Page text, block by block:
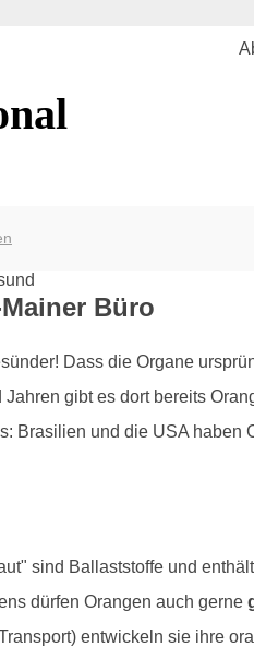
Büro
Dass die Organe
gibt es dort bereits
Brasilien und die USA haben
sind Ballaststoffe und
dürfen Orangen auch gerne
entwickeln sie ihre